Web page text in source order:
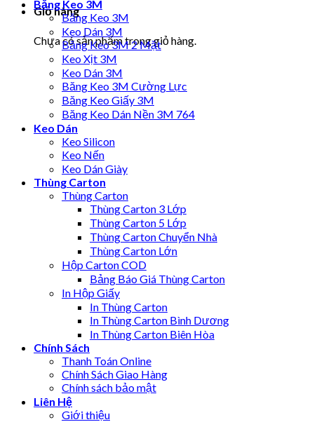
Giỏ hàng
Chưa có sản phẩm trong giỏ hàng.
Băng Keo 3M
Băng Keo 3M
Keo Dán 3M
Băng Keo 3M 2 Mặt
Keo Xịt 3M
Keo Dán 3M
Băng Keo 3M Cường Lực
Băng Keo Giấy 3M
Băng Keo Dán Nền 3M 764
Keo Dán
Keo Silicon
Keo Nến
Keo Dán Giày
Thùng Carton
Thùng Carton
Thùng Carton 3 Lớp
Thùng Carton 5 Lớp
Thùng Carton Chuyển Nhà
Thùng Carton Lớn
Hộp Carton COD
Bảng Báo Giá Thùng Carton
In Hộp Giấy
In Thùng Carton
In Thùng Carton Bình Dương
In Thùng Carton Biên Hòa
Chính Sách
Thanh Toán Online
Chính Sách Giao Hàng
Chính sách bảo mật
Liên Hệ
Giới thiệu